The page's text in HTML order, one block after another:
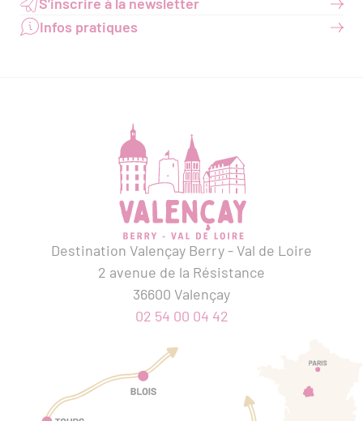
Infos pratiques
Destination Valençay Berry - Val de Loire
2 avenue de la Résistance
36600 Valençay
02 54 00 04 42